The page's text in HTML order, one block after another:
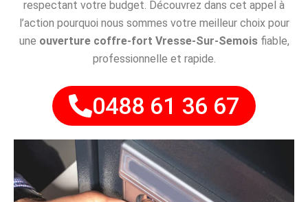
respectant votre budget. Découvrez dans cet appel à
l’action pourquoi nous sommes votre meilleur choix pour
une ouverture coffre-fort Vresse-Sur-Semoisfiable,
professionnelle et rapide.
0488 61 36 67